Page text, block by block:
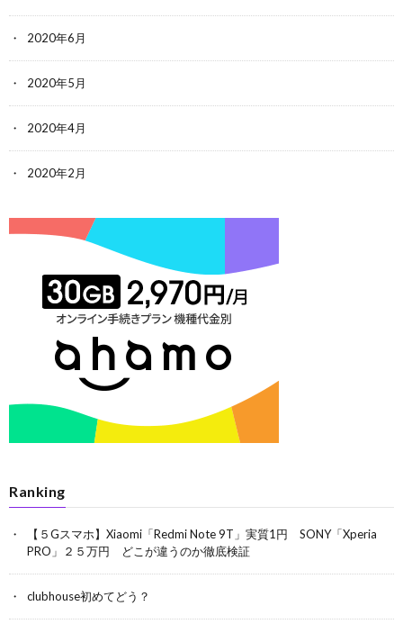
2020年6月
2020年5月
2020年4月
2020年2月
Ranking
【５Gスマホ】Xiaomi「Redmi Note 9T」実質1円 SONY「Xperia
PRO」２５万円 どこが違うのか徹底検証
clubhouse初めてどう？